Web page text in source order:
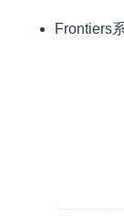
Frontiers